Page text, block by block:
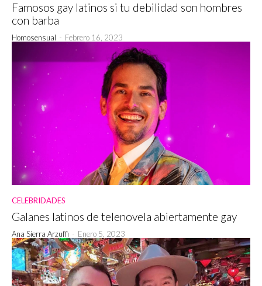
Famosos gay latinos si tu debilidad son hombres
con barba
Homosensual - Febrero 16, 2023
CELEBRIDADES
Galanes latinos de telenovela abiertamente gay
Ana Sierra Arzuffi - Enero 5, 2023